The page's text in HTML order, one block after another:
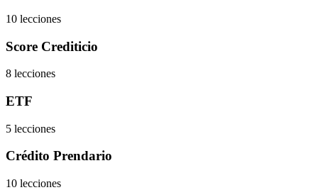
10 lecciones
Score Crediticio
8 lecciones
ETF
5 lecciones
Crédito Prendario
10 lecciones